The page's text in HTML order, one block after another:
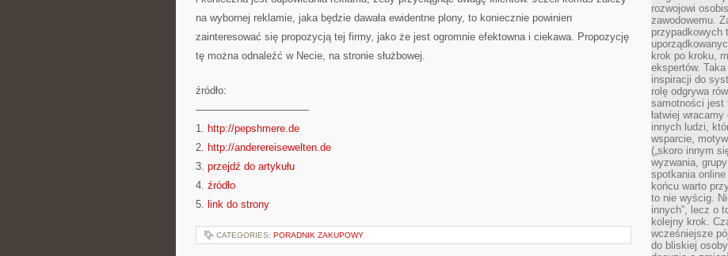
na wybornej reklamie, jaka będzie dawała ewidentne plony, to koniecznie powinien
zainteresować się propozycją tej firmy, jako że jest ogromnie efektowna i ciekawa. Propozycję
tę można odnaleźć w Necie, na stronie służbowej.
źródło:
———————————
1. http://pepshmere.de
2. http://anderereisewelten.de
3. przejdź do artykułu
4. źródło
5. link do strony
CATEGORIES: PORADNIK ZAKUPOWY
rozwojowi
zawodowemu.
przypadkowych
krok po kroku,
ekspertów.
inspiracji do
rolę odgrywa
samotności jest
łatwiej
innych ludzi,
wsparcie,
(„skoro innym
wyzwania,
spotkania
końcu warto
to nie wyścig.
innych”, lecz o
kolejny krok.
wcześniejsze
do bliskiej